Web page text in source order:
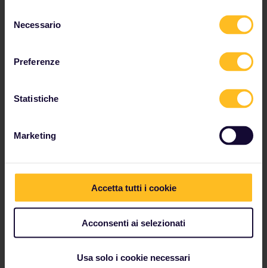
delNecessario
Preferenze
Statistiche
Marketing
Accetta tutti i cookie
Acconsenti ai selezionati
Usa solo i cookie necessari
L'app Rail Planner funziona offline, ma è in grado di
fornire informazioni in tempo reale e aggiornate su
I nostri partner includono